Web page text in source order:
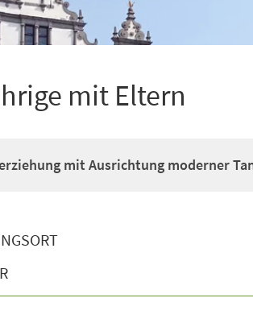
mit Eltern
mit Ausrichtung moderner